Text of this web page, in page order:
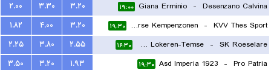
Desenzano Calvina
-
Giana Erminio ۱۹:۰۰ ۳.۲۰ ۳.۳۰
۲.۰۰
KVV Thes Sport
-
Lierse Kempenzonen ۱۹:۳۰ ۳.۲۰ ۴.۰۰
۱.۸۲
SK Roeselare
-
KSC Lokeren-Temse ۱۶:۳۰ ۲.۵۵ ۳.۸۰
۲.۲۵
Pro Patria
-
Asd Imperia 1923 ۱۹:۳۰ ۱.۹۳ ۳.۲۰
۳.۵۰